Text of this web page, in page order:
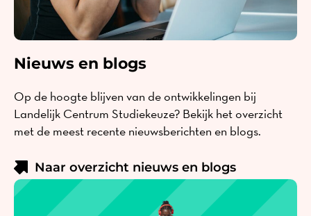
Nieuws en blogs
Op de hoogte blijven van de ontwikkelingen bij
Landelijk Centrum Studiekeuze? Bekijk het overzicht
met de meest recente nieuwsberichten en blogs.
Naar overzicht nieuws en blogs